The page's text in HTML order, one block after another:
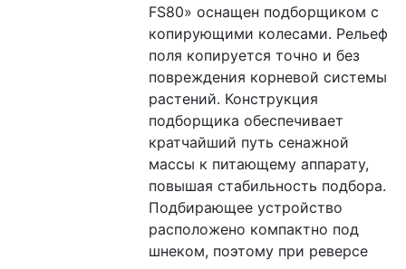
FS80» оснащен подборщиком с
копирующими колесами. Рельеф
поля копируется точно и без
повреждения корневой системы
растений. Конструкция
подборщика обеспечивает
кратчайший путь сенажной
массы к питающему аппарату,
повышая стабильность подбора.
Подбирающее устройство
расположено компактно под
шнеком, поэтому при реверсе